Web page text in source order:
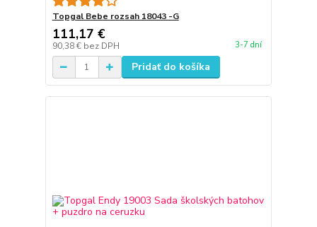
Topgal Bebe rozsah 18043 -G
111,17 €
90,38 € bez DPH 3-7 dní
Pridať do košíka